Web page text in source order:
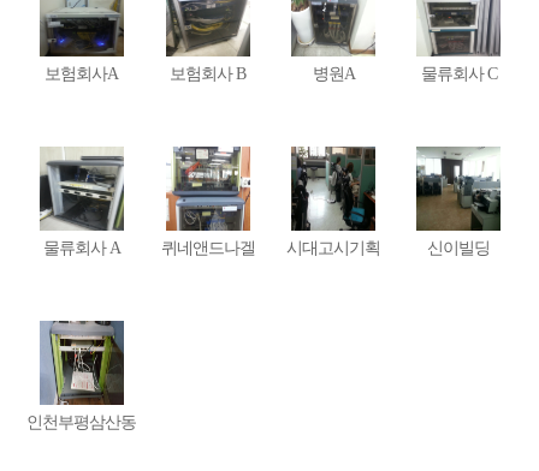
보험회사A 보험회사 B 병원A 물류회사 C
물류회사 A 퀴네앤드나겔 시대고시기획 신이빌딩
인천부평삼산동